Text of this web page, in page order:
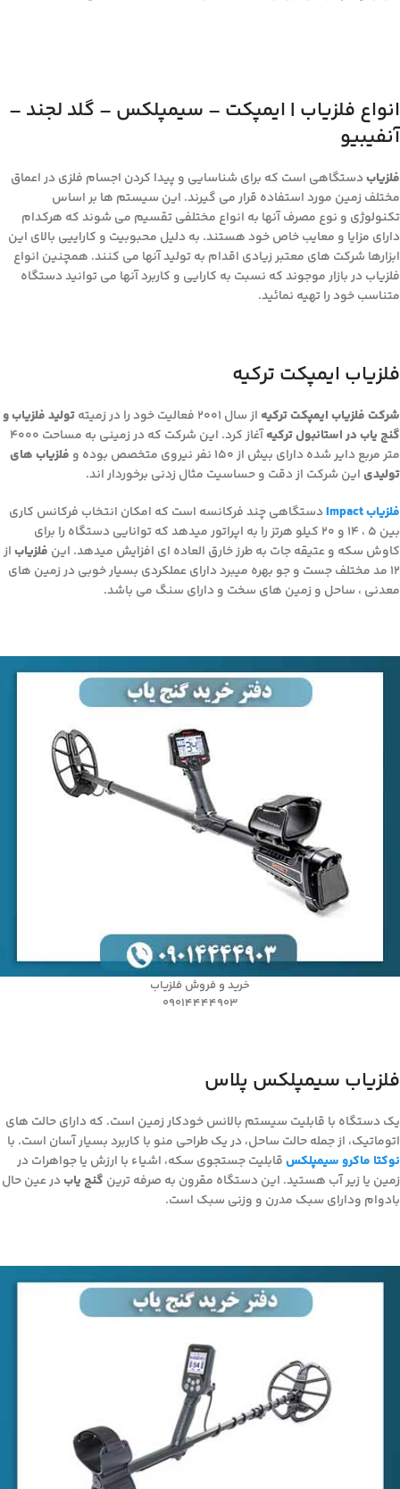
انواع فلزیاب | ایمپکت – سیمپلکس – گلد لجند –
آنفیبیو
فلزیابدستگاهی است که برای شناسایی و پیدا کردن اجسام فلزی در اعماق
مختلف زمین مورد استفاده قرار می گیرند. این سیستم ها بر اساس
تکنولوژی و نوع مصرف آنها به انواع مختلفی تقسیم می شوند که هرکدام
دارای مزایا و معایب خاص خود هستند. به دلیل محبوبیت و کاراییی بالای این
ابزارها شرکت های معتبر زیادی اقدام به تولید آنها می کنند. همچنین انواع
فلزیاب در بازار موجوند که نسبت به کارایی و کاربرد آنها می توانید دستگاه
متناسب خود را تهیه نمائید.
فلزیاب ایمپکت ترکیه
شرکت فلزیاب ایمپکت ترکیه از سال 2001 فعالیت خود را در زمیته
تولید فلزیاب و
گنج یاب در استانبول ترکیه
آغاز کرد. این شرکت که در زمینی به مساحت 4000
متر مربع دایر شده دارای بیش از 150 نفر نیروی متخصص بوده و
فلزیاب های
تولیدیاین شرکت از دقت و حساسیت مثال زدنی برخوردار اند.
فلزیاب Impact
دستگاهی چند فرکانسه است که امکان انتخاب فرکانس کاری
بین 5 ، 14 و 20 کیلو هرتز را به اپراتور میدهد که توانایی دستگاه را برای
کاوش سکه و عتیقه جات به طرز خارق العاده ای افزایش میدهد. این فلزیاباز
12 مد مختلف جست و جو بهره میبرد دارای عملکردی بسیار خوبی در زمین های
معدنی ، ساحل و زمین های سخت و دارای سنگ می باشد.
خرید و فروش فلزیاب
09014444903
فلزیاب سیمپلکس پلاس
یک دستگاه با قابلیت سیستم بالانس خودکار زمین است. که دارای حالت های
اتوماتیک، از جمله حالت ساحل، در یک طراحی منو با کاربرد بسیار آسان است. با
نوکتا ماکرو سیمپلکسقابلیت جستجوی سکه، اشیاء با ارزش یا جواهرات در
زمین یا زیر آب هستید. این دستگاه مقرون به صرفه ترین گنج یابدر عین حال
بادوام ودارای سبک مدرن و وزنی سبک است.